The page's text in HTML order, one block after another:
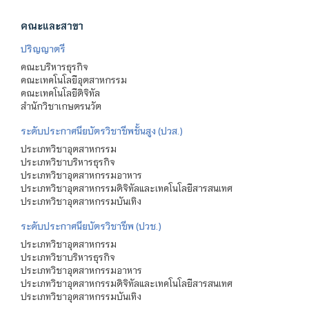
คณะและสาขา
ปริญญาตรี
คณะบริหารธุรกิจ
คณะเทคโนโลยีอุตสาหกรรม
คณะเทคโนโลยีดิจิทัล
สำนักวิชาเกษตรนวัต
ระดับประกาศนียบัตรวิชาชีพชั้นสูง (ปวส.)
ประเภทวิชาอุตสาหกรรม
ประเภทวิชาบริหารธุรกิจ
ประเภทวิชาอุตสาหกรรมอาหาร
ประเภทวิชาอุตสาหกรรมดิจิทัลและเทคโนโลยีสารสนเทศ
ประเภทวิชาอุตสาหกรรมบันเทิง
ระดับประกาศนียบัตรวิชาชีพ (ปวช.)
ประเภทวิชาอุตสาหกรรม
ประเภทวิชาบริหารธุรกิจ
ประเภทวิชาอุตสาหกรรมอาหาร
ประเภทวิชาอุตสาหกรรมดิจิทัลและเทคโนโลยีสารสนเทศ
ประเภทวิชาอุตสาหกรรมบันเทิง